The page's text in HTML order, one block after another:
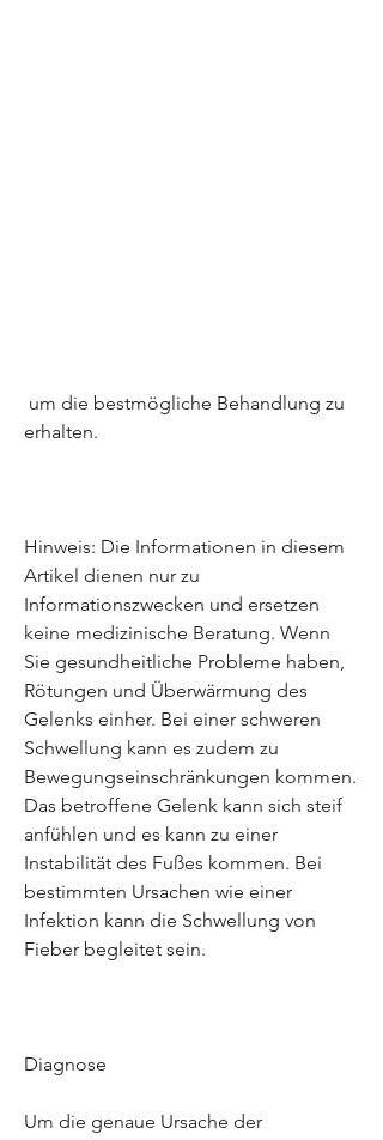
erhalten.
Hinweis: Die Informationen in diesem
Artikel dienen nur zu
Informationszwecken und ersetzen
keine medizinische Beratung. Wenn
Sie gesundheitliche Probleme haben,
Rötungen und Überwärmung des
Gelenks einher. Bei einer schweren
Schwellung kann es zudem zu
Bewegungseinschränkungen kommen.
Das betroffene Gelenk kann sich steif
anfühlen und es kann zu einer
Instabilität des Fußes kommen. Bei
bestimmten Ursachen wie einer
Infektion kann die Schwellung von
Fieber begleitet sein.
Diagnose
Um die genaue Ursache der